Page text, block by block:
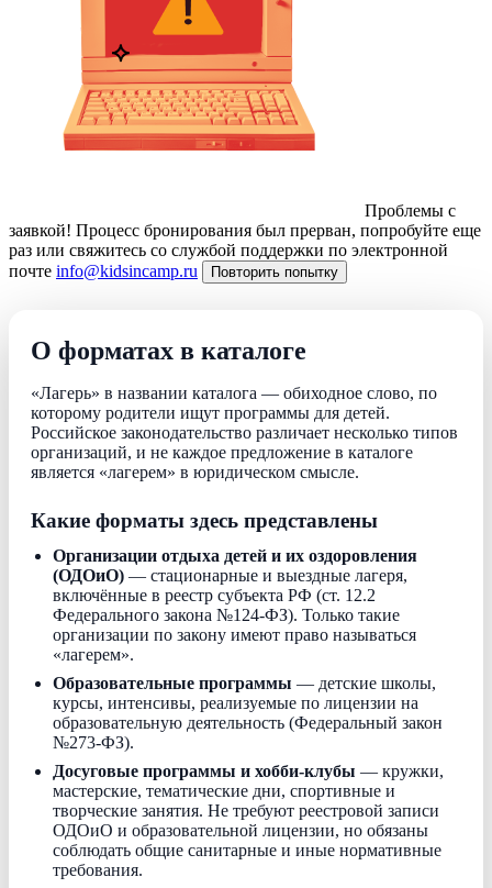
Проблемы с
заявкой! Процесс бронирования был прерван, попробуйте еще
раз или свяжитесь со службой поддержки по электронной
почте info@kidsincamp.ru Повторить попытку
О форматах в каталоге
«Лагерь» в названии каталога — обиходное слово, по
которому родители ищут программы для детей.
Российское законодательство различает несколько типов
организаций, и не каждое предложение в каталоге
является «лагерем» в юридическом смысле.
Какие форматы здесь представлены
Организации отдыха детей и их оздоровления
(ОДОиО) — стационарные и выездные лагеря,
включённые в реестр субъекта РФ (ст. 12.2
Федерального закона №124-ФЗ). Только такие
организации по закону имеют право называться
«лагерем».
Образовательные программы — детские школы,
курсы, интенсивы, реализуемые по лицензии на
образовательную деятельность (Федеральный закон
№273-ФЗ).
Досуговые программы и хобби-клубы — кружки,
мастерские, тематические дни, спортивные и
творческие занятия. Не требуют реестровой записи
ОДОиО и образовательной лицензии, но обязаны
соблюдать общие санитарные и иные нормативные
требования.